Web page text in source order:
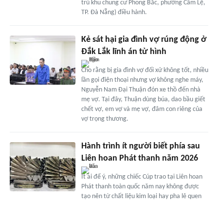
trú khu chung cư Phong Bắc, phường Cẩm Lệ,
TP. Đà Nẵng) điều hành.
Kẻ sát hại gia đình vợ rúng động ở
Đắk Lắk lĩnh án tử hình
Cho rằng bị gia đình vợ đối xử không tốt, nhiều
lần gọi điện thoại nhưng vợ không nghe máy,
Nguyễn Nam Đại Thuận đón xe thồ đến nhà
mẹ vợ. Tại đây, Thuận dùng búa, dao bầu giết
chết vợ, em vợ và mẹ vợ, đâm con riêng của
vợ trọng thương.
Hành trình ít người biết phía sau
Liên hoan Phát thanh năm 2026
Ít ai để ý, những chiếc Cúp trao tại Liên hoan
Phát thanh toàn quốc năm nay không được
tạo nên từ chất liệu kim loại hay pha lê quen